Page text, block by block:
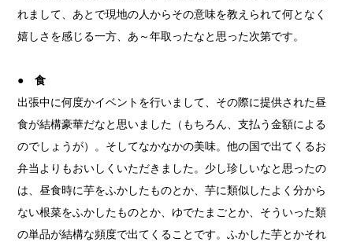
れまして、あとで現地の人からその意味を教えられて何となく
嬉しさを感じる一方、あ～年取ったなと思った次第です。
● 食
出張中に何度かイベントを行いまして、その際に提供された昼
食が結構豪華だなと思いました（もちろん、支払う金額による
のでしょうが）。そしてなかなかの美味。他の国で出てくるお
弁当よりもおいしくいただきました。少し珍しいなと思ったの
は、昼食時に芋をふかしたものとか、芋に類似したよく分から
ない根菜をふかしたものとか、ゆでたまごとか、そういった類
の単品が結構な頻度で出てくることです。ふかした芋とかそれ